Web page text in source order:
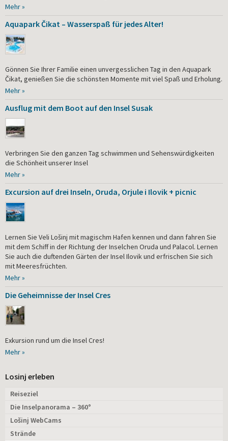
Mehr »
Aquapark Čikat – Wasserspaß für jedes Alter!
Gönnen Sie Ihrer Familie einen unvergesslichen Tag in den Aquapark
Čikat, genießen Sie die schönsten Momente mit viel Spaß und Erholung.
Mehr »
Ausflug mit dem Boot auf den Insel Susak
Verbringen Sie den ganzen Tag schwimmen und Sehenswürdigkeiten
die Schönheit unserer Insel
Mehr »
Excursion auf drei Inseln, Oruda, Orjule i Ilovik + picnic
Lernen Sie Veli Lošinj mit magischm Hafen kennen und dann fahren Sie
mit dem Schiff in der Richtung der Inselchen Oruda und Palacol. Lernen
Sie auch die duftenden Gärten der Insel Ilovik und erfrischen Sie sich
mit Meeresfrüchten.
Mehr »
Die Geheimnisse der Insel Cres
Exkursion rund um die Insel Cres!
Mehr »
Losinj erleben
Reiseziel
Die Inselpanorama – 360°
Lošinj WebCams
Strände